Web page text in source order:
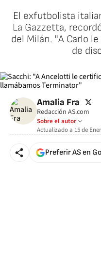
El exfutbolista
La Gazzetta,
del Milán. "A Carlo
de
Amalia Fra twitter
Redacción AS.com
Sobre el autor
Actualizado a 15 de
Preferir AS en